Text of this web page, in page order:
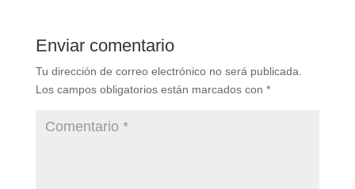
Enviar comentario
Tu dirección de correo electrónico no será publicada.
Los campos obligatorios están marcados con *